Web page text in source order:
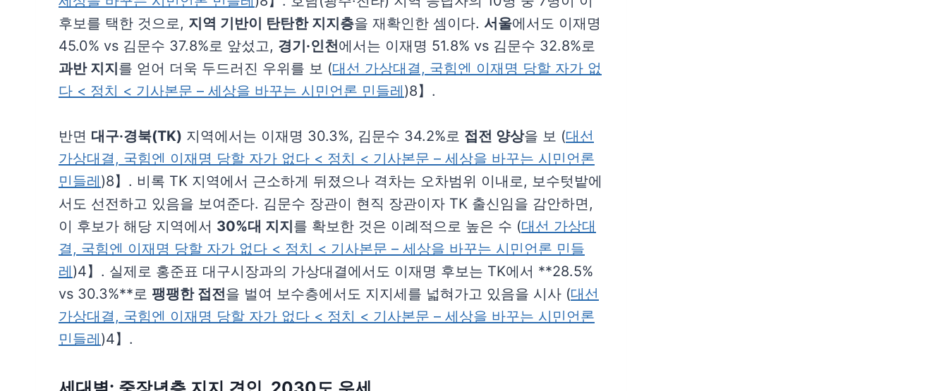
후보를 택한 것으로, 지역 기반이 탄탄한 지지층을 재확인한 셈이다. 서울에서도 이재명
45.0% vs 김문수 37.8%로 앞섰고, 경기·인천에서는 이재명 51.8% vs 김문수 32.8%로
과반 지지를 얻어 더욱 두드러진 우위를 보 (대선 가상대결, 국힘엔 이재명 당할 자가 없
다 < 정치 < 기사본문 – 세상을 바꾸는 시민언론 민들레)8】.
반면 대구·경북(TK) 지역에서는 이재명 30.3%, 김문수 34.2%로 접전 양상을 보 (대선
가상대결, 국힘엔 이재명 당할 자가 없다 < 정치 < 기사본문 – 세상을 바꾸는 시민언론
민들레)8】. 비록 TK 지역에서 근소하게 뒤졌으나 격차는 오차범위 이내로, 보수텃밭에
서도 선전하고 있음을 보여준다. 김문수 장관이 현직 장관이자 TK 출신임을 감안하면,
이 후보가 해당 지역에서 30%대 지지를 확보한 것은 이례적으로 높은 수 (대선 가상대
결, 국힘엔 이재명 당할 자가 없다 < 정치 < 기사본문 – 세상을 바꾸는 시민언론 민들
레)4】. 실제로 홍준표 대구시장과의 가상대결에서도 이재명 후보는 TK에서 **28.5%
vs 30.3%**로 팽팽한 접전을 벌여 보수층에서도 지지세를 넓혀가고 있음을 시사 (대선
가상대결, 국힘엔 이재명 당할 자가 없다 < 정치 < 기사본문 – 세상을 바꾸는 시민언론
민들레)4】.